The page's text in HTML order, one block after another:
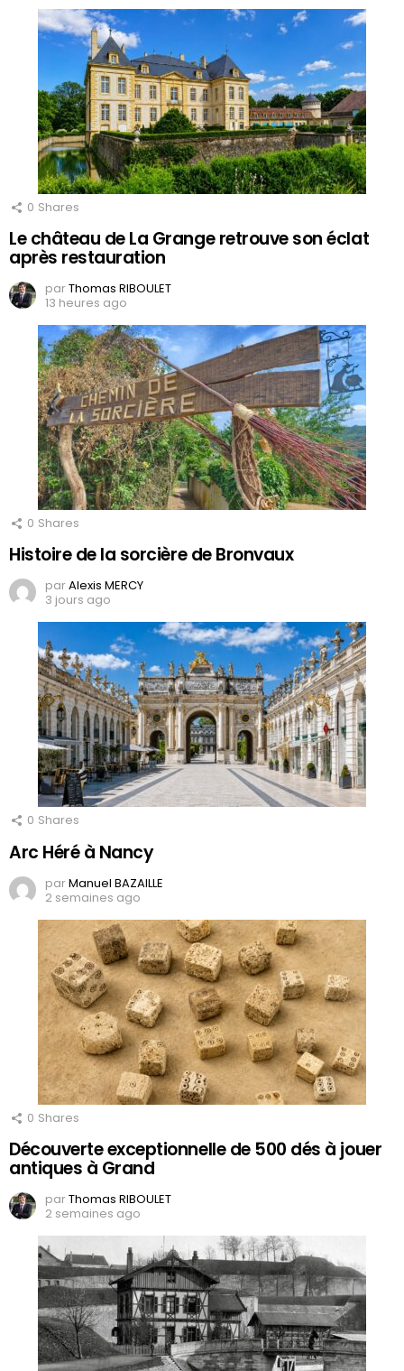
0 Shares
Le château de La Grange retrouve son éclat
après restauration
parThomas RIBOULET
13 heures ago
0 Shares
Histoire de la sorcière de Bronvaux
parAlexis MERCY
3 jours ago
0 Shares
Arc Héré à Nancy
parManuel BAZAILLE
2 semaines ago
0 Shares
Découverte exceptionnelle de 500 dés à jouer
antiques à Grand
parThomas RIBOULET
2 semaines ago